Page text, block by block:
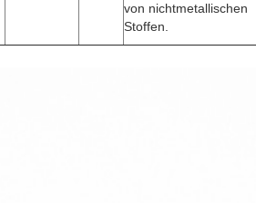
von nichtmetallischen
Stoffen.